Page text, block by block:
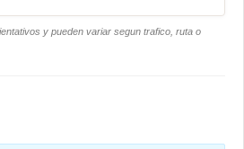
y pueden variar segun trafico, ruta o